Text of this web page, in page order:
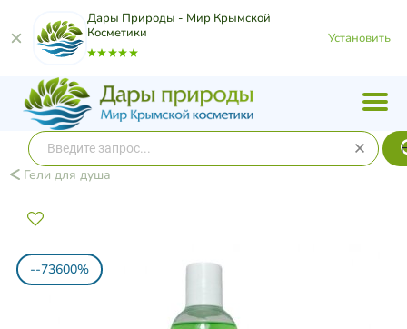
Дары Природы - Мир Крымской
Косметики
Установить
Гели для душа
--73600%